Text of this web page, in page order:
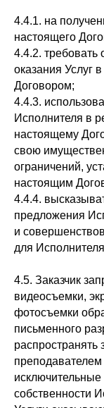
4.4.1. на
настоящего
4.4.2.
оказания Услуг
Договором;
4.4.3.
Исполнителя в
настоящему
свою
ограничений,
настоящим
4.4.4.
предложения
и
для
4.5. Заказчик
видеосъемки,
фотосъемки
письменного
распространять
исключительные
собственности